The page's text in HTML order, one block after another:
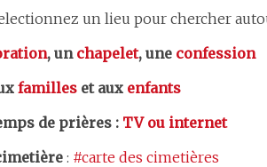
un lieu pour chercher
, un chapelet, une confession
familles et aux enfants
de prières : TV ou internet
: #carte des cimetières